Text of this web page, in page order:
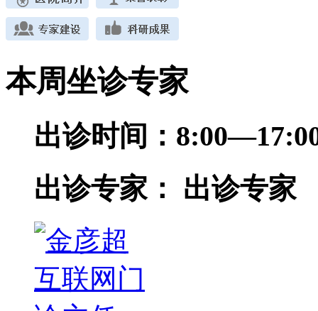
本周坐诊专家
出诊时间：
出诊专家：
出诊专家